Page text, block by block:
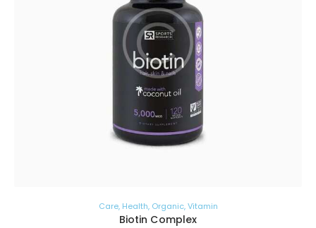
Care, Health, Organic,Vitamin
Biotin Complex